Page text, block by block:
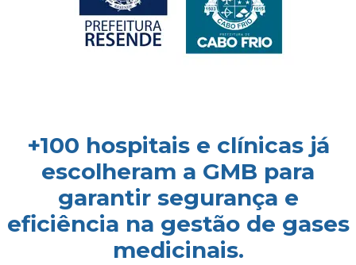
+100 hospitais e clínicas já
escolheram a GMB para
garantir segurança e
eficiência na gestão de gases
medicinais.